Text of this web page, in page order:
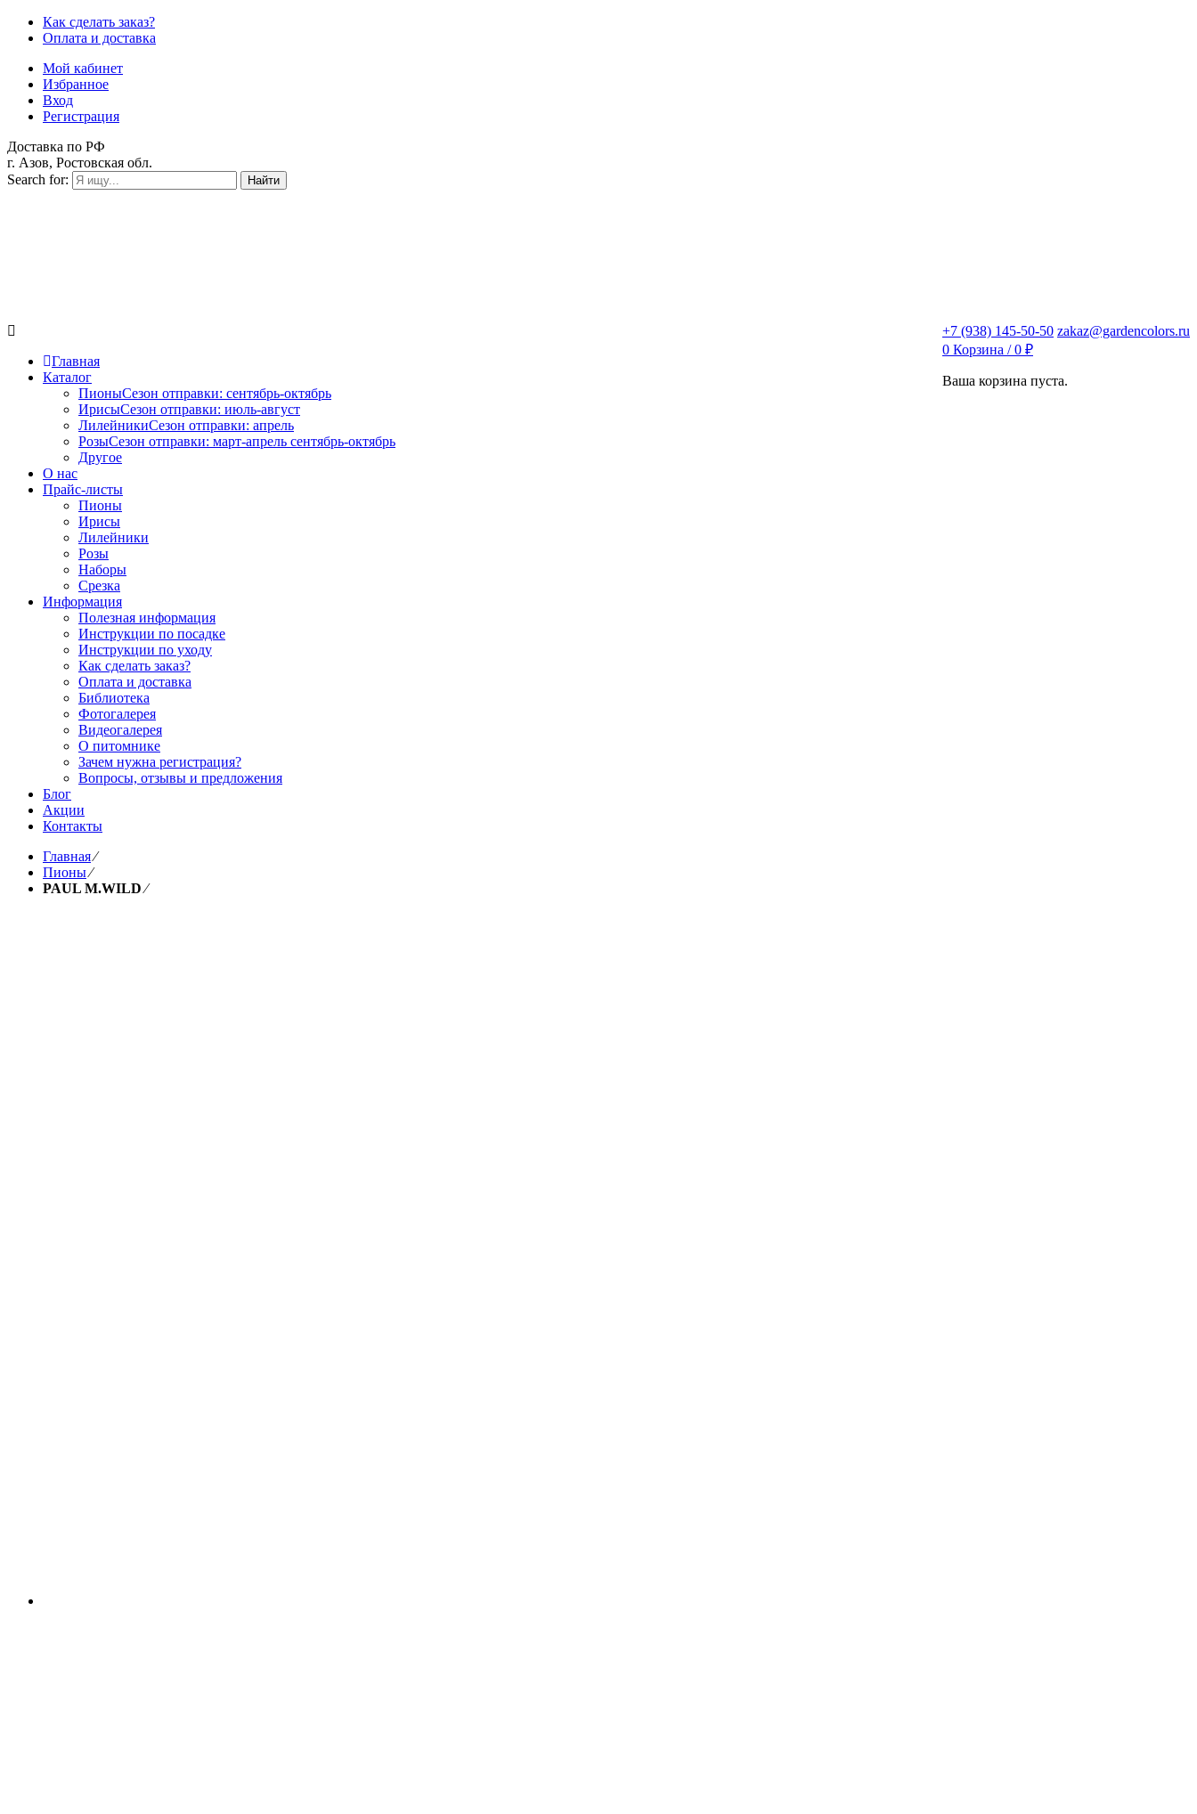
Как сделать заказ?
Оплата и доставка
Мой кабинет
Избранное
Вход
Регистрация
Доставка по РФ
г. Азов, Ростовская обл.
Search for:
Найти
+7 (938) 145-50-50 zakaz@gardencolors.ru
0 Корзина /0 ₽
Ваша корзина пуста.
Главная
Каталог
ПионыСезон отправки: сентябрь-октябрь
ИрисыСезон отправки: июль-август
ЛилейникиСезон отправки: апрель
РозыСезон отправки: март-апрель сентябрь-октябрь
Другое
О нас
Прайс-листы
Пионы
Ирисы
Лилейники
Розы
Наборы
Срезка
Информация
Полезная информация
Инструкции по посадке
Инструкции по уходу
Как сделать заказ?
Оплата и доставка
Библиотека
Фотогалерея
Видеогалерея
О питомнике
Зачем нужна регистрация?
Вопросы, отзывы и предложения
Блог
Акции
Контакты
Главная⁄
Пионы⁄
PAUL M.WILD⁄